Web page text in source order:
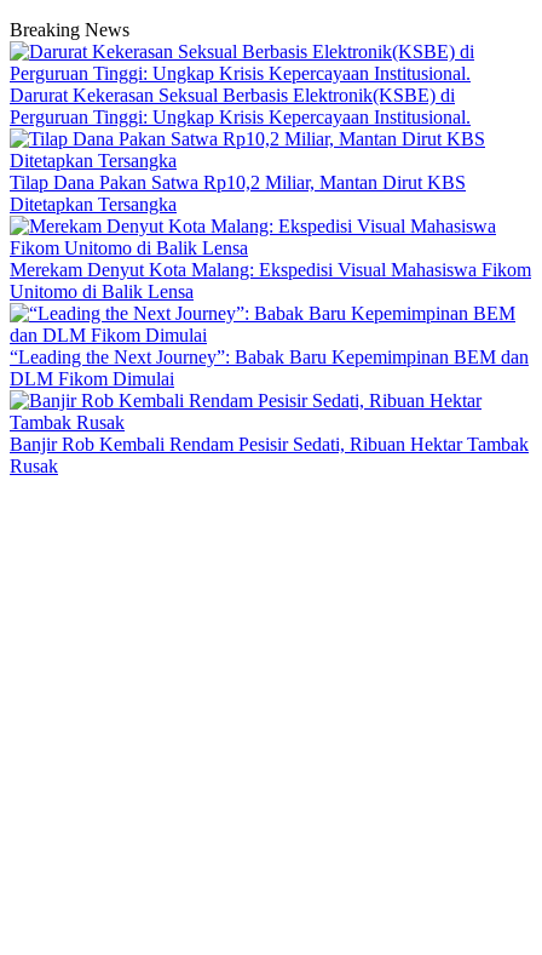
Breaking News
Darurat Kekerasan Seksual Berbasis Elektronik(KSBE) di
Perguruan Tinggi: Ungkap Krisis Kepercayaan Institusional.
Tilap Dana Pakan Satwa Rp10,2 Miliar, Mantan Dirut KBS
Ditetapkan Tersangka
Merekam Denyut Kota Malang: Ekspedisi Visual Mahasiswa Fikom
Unitomo di Balik Lensa
“Leading the Next Journey”: Babak Baru Kepemimpinan BEM dan
DLM Fikom Dimulai
Banjir Rob Kembali Rendam Pesisir Sedati, Ribuan Hektar Tambak
Rusak